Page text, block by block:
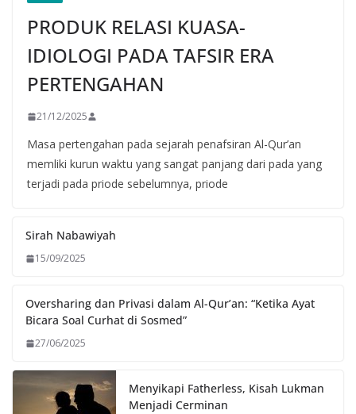
PRODUK RELASI KUASA-
IDIOLOGI PADA TAFSIR ERA
PERTENGAHAN
21/12/2025
Masa pertengahan pada sejarah penafsiran Al-Qur’an
memliki kurun waktu yang sangat panjang dari pada yang
terjadi pada priode sebelumnya, priode
Sirah Nabawiyah
15/09/2025
Oversharing dan Privasi dalam Al-Qur’an: “Ketika Ayat
Bicara Soal Curhat di Sosmed”
27/06/2025
Menyikapi Fatherless, Kisah Lukman
Menjadi Cerminan